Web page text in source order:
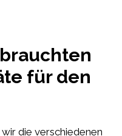
für den
die verschiedenen